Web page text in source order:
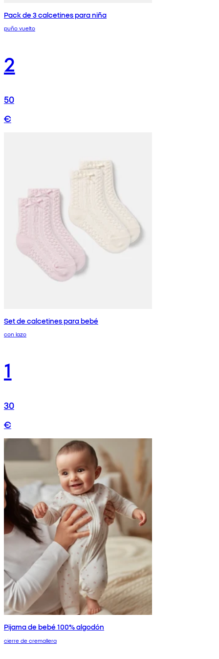
Pack de 3 calcetines para niña
puño vuelto
2
50
€
Set de calcetines para bebé
con lazo
1
30
€
Pijama de bebé 100% algodón
cierre de cremallera